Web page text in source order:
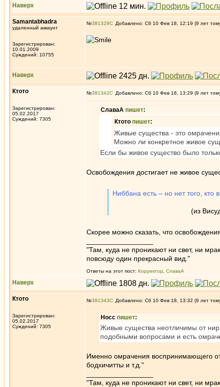
Наверх
Samantabhadra
удаленный аккаунт
Зарегистрирован:
10.01.2009
Суждений: 10755
№381329 Добавлено: Сб 10 Фев 18, 12:19 (9 лет
Наверх
Ктото
Зарегистрирован:
05.02.2017
Суждений: 7305
№381342 Добавлено: Сб 10 Фев 18, 13:29 (9 лет
СлаваА пишет:
Ктото пишет:
Живые существа - это
Можно ли конкретное живое
Если бы живое существо было
Освобождения достигает не живое
Ниббана есть – но нет того, кто
(из
Скорее можно сказать, что
"Там, куда не проникают ни свет, ни
повсюду один прекрасный вид."
Ответы на этот пост: Корректор СлаваА
Наверх
Ктото
Зарегистрирован:
05.02.2017
Суждений: 7305
№381343 Добавлено: Сб 10 Фев 18, 13:32 (9 лет
Носс пишет:
Живые существа неотличимы от
подобными вопросами и есть
Именно омрачения воспринимающего
бодхичитты и т.д."
"Там, куда не проникают ни свет, ни